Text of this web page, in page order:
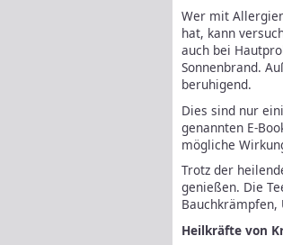
Wer mit
hat, kann
auch bei
Sonnenbrand.
beruhigend.
Dies sind nur
genannten E-
mögliche
Trotz der
genießen. Die
Heilkräfte von